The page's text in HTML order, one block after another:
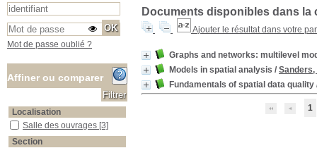
Documents disponibles dans la
Ajouter le résultat dans votre
Graphs and networks: multilevel
Models in spatial analysis / Sanders,
Fundamentals of spatial data quality
1
Mot de passe oublié ?
Affiner ou comparer
Localisation
Salle des ouvrages
Salle des ouvrages [3]
Section